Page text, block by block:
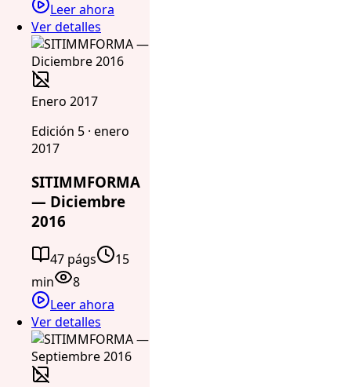
Leer ahora
Ver detalles
Enero 2017
Edición 5 · enero
2017
SITIMMFORMA
— Diciembre
2016
47 págs
15
min
8
Leer ahora
Ver detalles